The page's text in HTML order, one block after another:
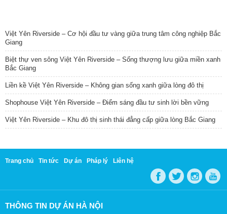
Việt Yên Riverside – Cơ hội đầu tư vàng giữa trung tâm công nghiệp Bắc
Giang
Biệt thự ven sông Việt Yên Riverside – Sống thượng lưu giữa miền xanh
Bắc Giang
Liền kề Việt Yên Riverside – Không gian sống xanh giữa lòng đô thị
Shophouse Việt Yên Riverside – Điểm sáng đầu tư sinh lời bền vững
Việt Yên Riverside – Khu đô thị sinh thái đẳng cấp giữa lòng Bắc Giang
Trang chủ Tin tức Dự án Pháp lý Liên hệ
THÔNG TIN DỰ ÁN HÀ NỘI